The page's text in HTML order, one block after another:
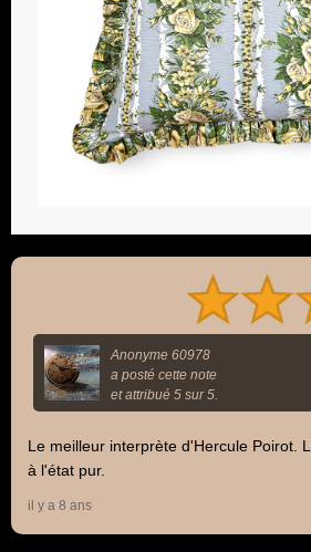
Anonyme 60978
a posté cette note
et attribué 5 sur 5.
Le meilleur interprète d'Hercule Poirot.
à l'état pur.
il y a 8 ans